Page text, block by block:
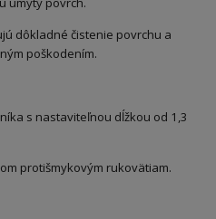
dôkladné čistenie povrchu a
poškodením.
s nastaviteľnou dĺžkou od 1,3
protišmykovým rukovätiam.